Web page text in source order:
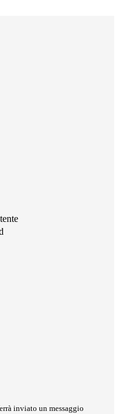
inviato un messaggio